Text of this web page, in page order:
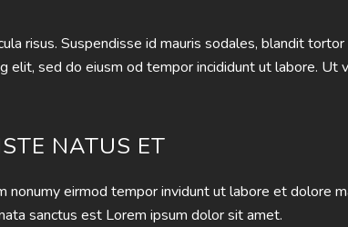
risus. Suspendisse id mauris sodales, blandit
sed do eiusm od tempor incididunt ut labore.
NATUS ET
eirmod tempor invidunt ut labore et dolore
sanctus est Lorem ipsum dolor sit amet.